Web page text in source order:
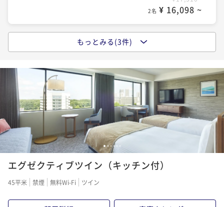
2名 ¥ 16,098 ~
シンプルステイ＜朝食付＞
朝食付き 現地決済可 事前決済可
IN 15:00 - 25:00 OUT11:00
ポイント即利用で最大7％OFF
¥21,698~
2名 ¥ 20,179 ~
ポイントアップ
【連泊割】ワーケーションにもおすすめ！2連泊以上で
お得にステイ＜素泊り＞
素泊まり 現地決済可 事前決済可
もっとみる(3件)
12345 6
エグゼクティブツイン（キッチン付）
45平米 禁煙 無料Wi-Fi ツイン